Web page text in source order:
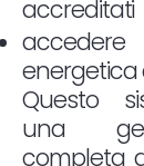
accreditati
energetica
Questo
una
completa